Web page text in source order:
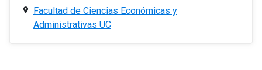
Facultad de Ciencias Económicas y
Administrativas UC